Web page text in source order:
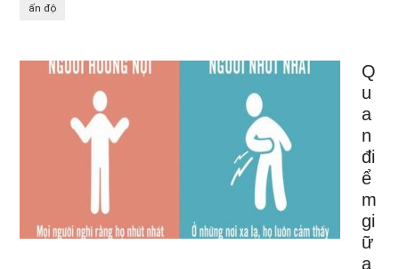
ấn độ
Q
u
a
n
đi
ể
m
gi
ữ
a